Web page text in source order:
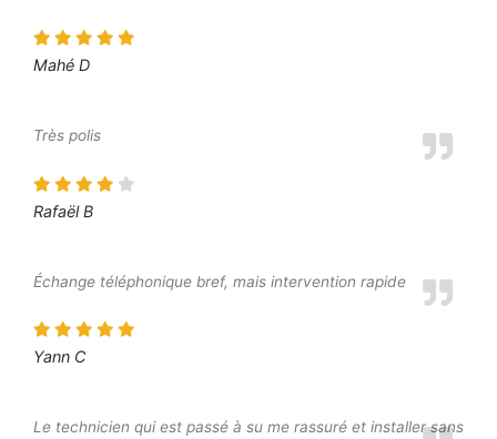
Mahé D
Très polis
Rafaël B
Échange téléphonique bref, mais intervention rapide
Yann C
Le technicien qui est passé à su me rassuré et installer sans